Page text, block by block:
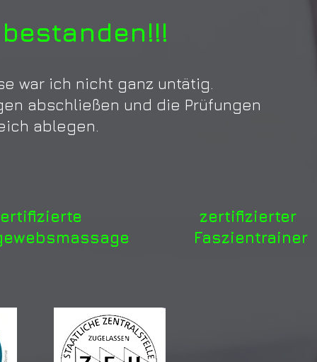
war ich nicht ganz untätig.
abschließen und die Prüfungen
ablegen.
Faszientrainer